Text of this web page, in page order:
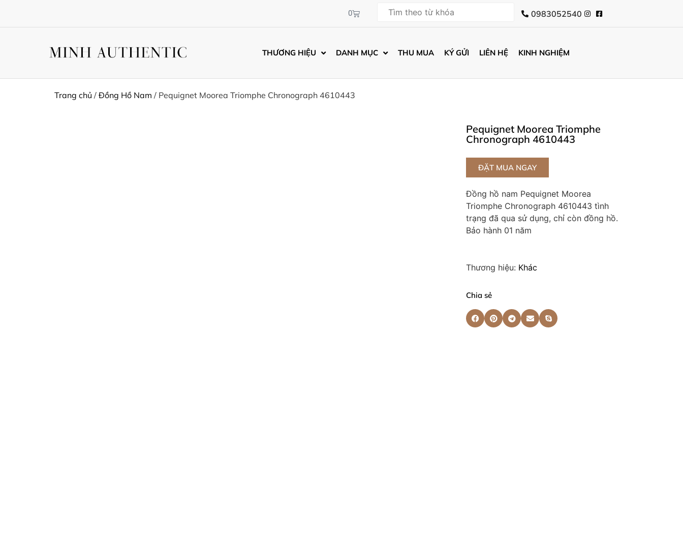
0 0983052540
THƯƠNG HIỆU DANH MỤC THU MUA KÝ GỬI LIÊN HỆ KINH NGHIỆM
Trang chủ / Đồng Hồ Nam / Pequignet Moorea Triomphe Chronograph 4610443
Pequignet Moorea Triomphe
Chronograph 4610443
ĐẶT MUA NGAY
Đồng hồ nam Pequignet Moorea
Triomphe Chronograph 4610443 tình
trạng đã qua sử dụng, chỉ còn đồng hồ.
Bảo hành 01 năm
Thương hiệu: Khác
Chia sẻ